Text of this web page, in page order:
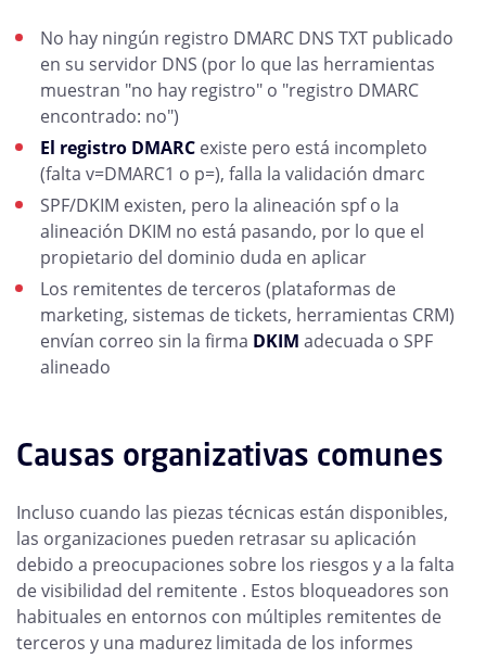
No hay ningún registro DMARC DNS TXT publicado
en su servidor DNS (por lo que las herramientas
muestran "no hay registro" o "registro DMARC
encontrado: no")
El registro DMARC existe pero está incompleto
(falta v=DMARC1 o p=), falla la validación dmarc
SPF/DKIM existen, pero la alineación spf o la
alineación DKIM no está pasando, por lo que el
propietario del dominio duda en aplicar
Los remitentes de terceros (plataformas de
marketing, sistemas de tickets, herramientas CRM)
envían correo sin la firma DKIM adecuada o SPF
alineado
Causas organizativas comunes
Incluso cuando las piezas técnicas están disponibles,
las organizaciones pueden retrasar su aplicación
debido a preocupaciones sobre los riesgos y a la falta
de visibilidad del remitente . Estos bloqueadores son
habituales en entornos con múltiples remitentes de
terceros y una madurez limitada de los informes